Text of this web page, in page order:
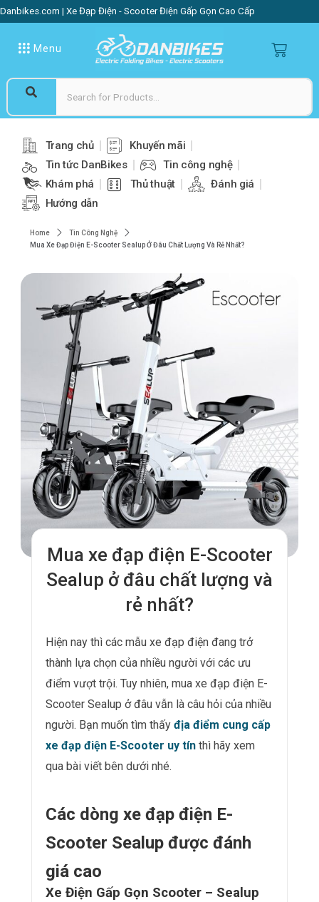
Danbikes.com | Xe Đạp Điện - Scooter Điện Gấp Gọn Cao Cấp
Menu
Trang chủ
Khuyến mãi
Tin tức DanBikes
Tin công nghệ
Khám phá
Thủ thuật
Đánh giá
Hướng dẫn
Home
Tin Công Nghệ
Mua Xe Đạp Điện E-Scooter Sealup Ở Đâu Chất Lượng Và Rẻ Nhất?
Mua xe đạp điện E-Scooter
Sealup ở đâu chất lượng và
rẻ nhất?
Hiện nay thì các mẫu xe đạp điện đang trở
thành lựa chọn của nhiều người với các ưu
điểm vượt trội. Tuy nhiên, mua xe đạp điện E-
Scooter Sealup ở đâu vẫn là câu hỏi của nhiều
người. Bạn muốn tìm thấy địa điểm cung cấp
xe đạp điện E-Scooter uy tín thì hãy xem
qua bài viết bên dưới nhé.
Các dòng xe đạp điện E-
Scooter Sealup được đánh
giá cao
Xe Điện Gấp Gọn Scooter – Sealup